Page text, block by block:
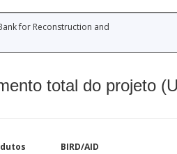
for Reconstruction and
total do projeto
BIRD/AID